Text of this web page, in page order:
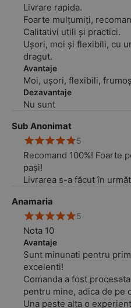
Livrare rapida.
Foarte mulțumiți,
Calitativi utili și practici.
Ușori, moi și flexibili, cu
dragut.
Avantaje
Moi, ușori, flexibili,
Dezavantaje
Nu sunt
Sub Anonimat
5
Recomand 100%! Foarte
pași!
Livrarea s-a făcut în
Anamaria
5
Nota 10
Avantaje
Sunt minunati pentru
excelenti!
Comanda a fost
pentru mine, adica de pe
Una peste alta o